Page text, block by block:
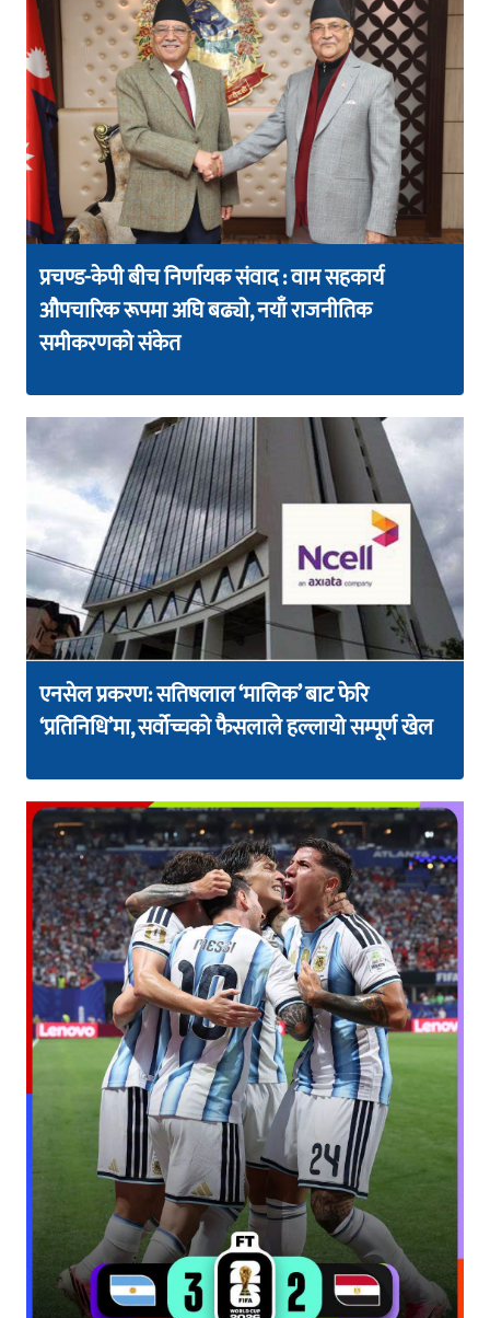
प्रचण्ड-केपी बीच निर्णायक संवाद : वाम सहकार्य
औपचारिक रूपमा अघि बढ्यो, नयाँ राजनीतिक
समीकरणको संकेत
एनसेल प्रकरण: सतिषलाल ‘मालिक’ बाट फेरि
‘प्रतिनिधि’मा, सर्वोच्चको फैसलाले हल्लायो सम्पूर्ण खेल